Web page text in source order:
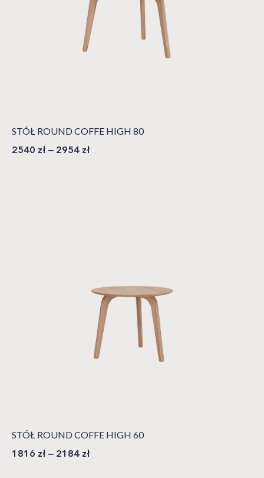
STÓŁ ROUND COFFE HIGH 80
2540 zł – 2954 zł
STÓŁ ROUND COFFE HIGH 60
1816 zł – 2184 zł